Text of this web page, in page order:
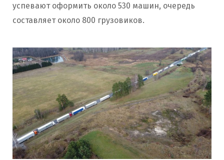
успевают оформить около 530 машин, очередь
составляет около 800 грузовиков.